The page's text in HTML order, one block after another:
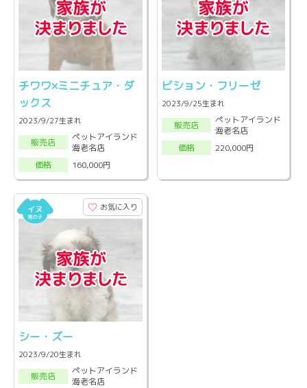
チワワ×ミニチュア・ダ
ックス
2023/9/27生まれ
販売店
ペットアイランド
海老名店
価格
160,000円
ビション・フリーゼ
2023/9/25生まれ
販売店
ペットアイランド
海老名店
価格
220,000円
お気に入り
シー・ズー
2023/9/20生まれ
販売店
ペットアイランド
海老名店